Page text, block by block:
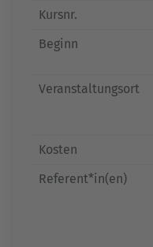
Kursnr.
Beginn
Veranstaltungsort
Kosten
Referent*in(en)